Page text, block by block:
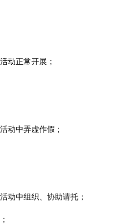
动正常开展；
动中弄虚作假；
中组织、协助请托；